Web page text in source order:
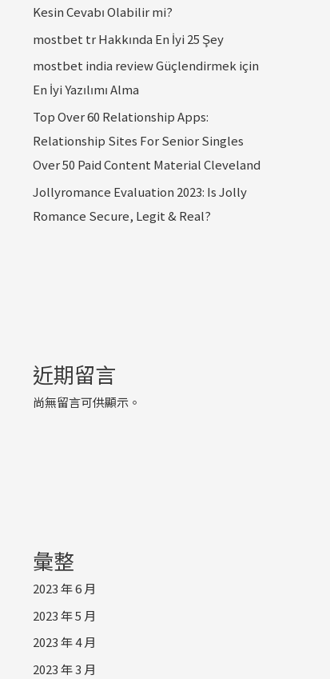
Kesin Cevabı Olabilir mi?
mostbet tr Hakkında En İyi 25 Şey
mostbet india review Güçlendirmek için
En İyi Yazılımı Alma
Top Over 60 Relationship Apps:
Relationship Sites For Senior Singles
Over 50 Paid Content Material Cleveland
Jollyromance Evaluation 2023: Is Jolly
Romance Secure, Legit & Real?
近期留言
尚無留言可供顯示。
彙整
2023 年 6 月
2023 年 5 月
2023 年 4 月
2023 年 3 月